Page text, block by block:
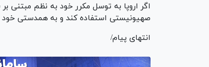
اگر اروپا به توسل مکرر خود به نظم مبتنی بر
صهیونیستی استفاده کند و به همدستی خود
انتهای پیام/